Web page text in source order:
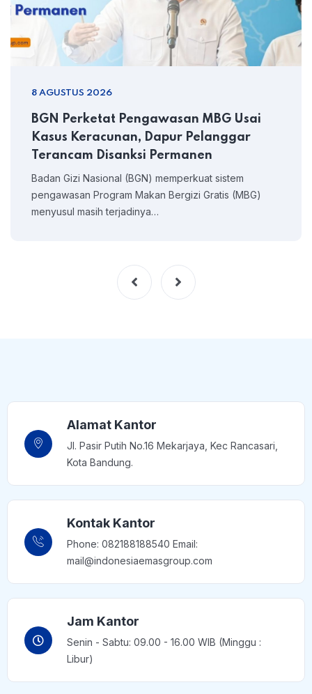
8 AGUSTUS 2026
BGN Perketat Pengawasan MBG Usai
Kasus Keracunan, Dapur Pelanggar
Terancam Disanksi Permanen
Badan Gizi Nasional (BGN) memperkuat sistem
pengawasan Program Makan Bergizi Gratis (MBG)
menyusul masih terjadinya…
Alamat Kantor
Jl. Pasir Putih No.16 Mekarjaya, Kec Rancasari,
Kota Bandung.
Kontak Kantor
Phone: 082188188540 Email:
mail@indonesiaemasgroup.com
Jam Kantor
Senin - Sabtu: 09.00 - 16.00 WIB (Minggu :
Libur)